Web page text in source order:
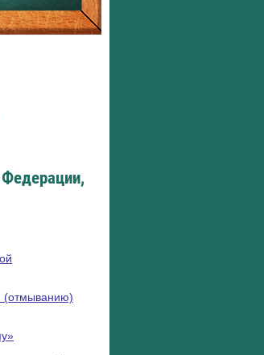
(отмыванию)